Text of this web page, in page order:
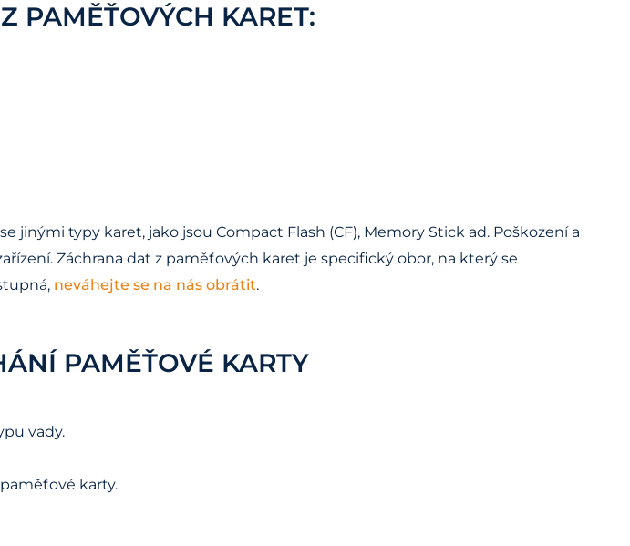
PAMĚŤOVÝCH KARET:
jinými typy karet, jako jsou Compact Flash (CF), Memory Stick ad. Poškození a
Záchrana dat z paměťových karet je specifický obor, na který se
neváhejte se na nás obrátit.
PAMĚŤOVÉ KARTY
vady.
karty.